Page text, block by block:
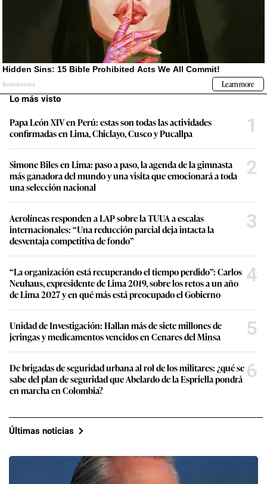
Lo más visto
Papa León XIV en Perú: estas son todas las actividades
confirmadas en Lima, Chiclayo, Cusco y Pucallpa
1
Simone Biles en Lima: paso a paso, la agenda de la gimnasta
más ganadora del mundo y una visita que emocionará a toda
una selección nacional
2
Aerolíneas responden a LAP sobre la TUUA a escalas
internacionales: “Una reducción parcial deja intacta la
desventaja competitiva de fondo”
3
“La organización está recuperando el tiempo perdido”: Carlos
Neuhaus, expresidente de Lima 2019, sobre los retos a un año
de Lima 2027 y en qué más está preocupado el Gobierno
4
Unidad de Investigación: Hallan más de siete millones de
jeringas y medicamentos vencidos en Cenares del Minsa
5
De brigadas de seguridad urbana al rol de los militares: ¿qué se
sabe del plan de seguridad que Abelardo de la Espriella pondrá
en marcha en Colombia?
6
Últimas noticias